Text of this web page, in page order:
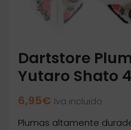
Dartstore
Yutaro Shato
6,95€ Iva incluido
Plumas altamente